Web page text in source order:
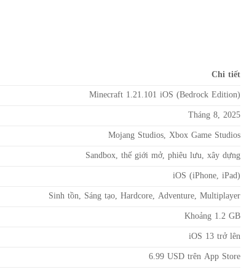
Chi tiết
Minecraft 1.21.101 iOS (Bedrock Edition)
Tháng 8, 2025
Mojang Studios, Xbox Game Studios
Sandbox, thế giới mở, phiêu lưu, xây dựng
iOS (iPhone, iPad)
Sinh tồn, Sáng tạo, Hardcore, Adventure, Multiplayer
Khoảng 1.2 GB
iOS 13 trở lên
6.99 USD trên App Store